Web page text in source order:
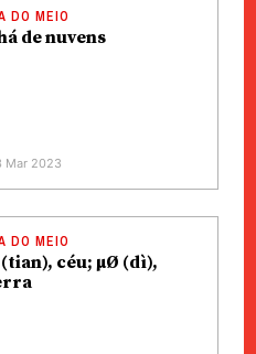
DO MEIO
de nuvens
Mar 2023
DO MEIO
céu; µØ (dì),